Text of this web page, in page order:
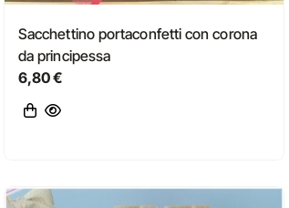
Sacchettino portaconfetti con corona
da principessa
6,80 €